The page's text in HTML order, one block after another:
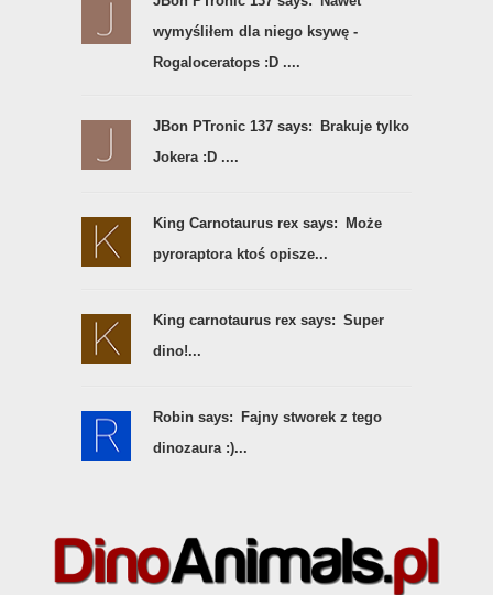
wymyśliłem dla niego ksywę -
Rogaloceratops :D ....
JBon PTronic 137 says:
Brakuje tylko
Jokera :D ....
King Carnotaurus rex says:
Może
pyroraptora ktoś opisze...
King carnotaurus rex says: Super
dino!...
Robin says:
Fajny stworek z tego
dinozaura :)...